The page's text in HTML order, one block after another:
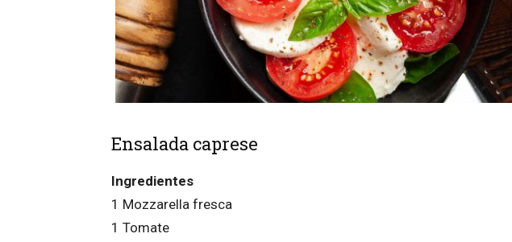
Ensalada caprese
Ingredientes
1 Mozzarella fresca
1 Tomate